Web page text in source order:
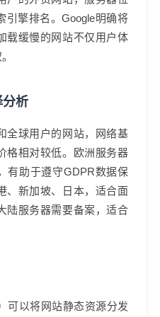
引擎排名。Google明确将
载缓慢的网站不仅用户体
分析
全球用户的网站，网络基
格相对较低。欧洲服务器
有助于遵守GDPR数据保
、新加坡、日本，适合面
陆服务器需要备案，适合
可以将网站静态资源分发